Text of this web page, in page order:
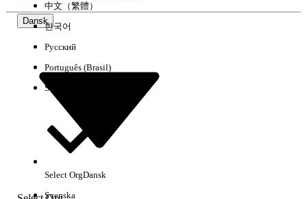
Her er nogle søgetips
Kontroller stavemåden for dine søgeord.
Dansk
中文（繁體）
한국어
Русский
Português (Brasil)
Suomi
Select OrgDansk
Svenska